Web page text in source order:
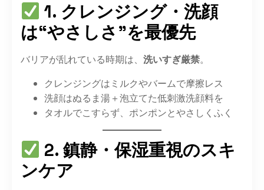
1. クレンジング・洗顔
は“やさしさ”を最優先
バリアが乱れている時期は、 洗いすぎ厳禁。
クレンジングはミルクやバームで摩擦レス
洗顔はぬるま湯＋泡立てた低刺激洗顔料を
タオルでこすらず、ポンポンとやさしくふく
2. 鎮静・保湿重視のスキ
ンケア